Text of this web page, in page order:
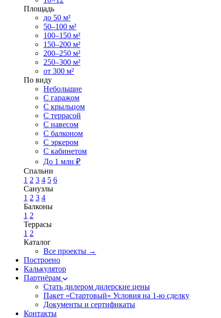
Площадь
до 50 м²
50–100 м²
100–150 м²
150–200 м²
200–250 м²
250–300 м²
от 300 м²
По виду
Небольшие
С гаражом
С крыльцом
С террасой
С навесом
С балконом
С эркером
С кабинетом
До 1 млн ₽
Спальни
1 2 3 4 5 6
Санузлы
1 2 3 4
Балконы
1 2
Террасы
1 2
Каталог
Все проекты →
Построено
Калькулятор
Партнёрам
Стать дилером дилерские цены
Пакет «Стартовый» Условия на 1-ю сделку
Документы и сертификаты
Контакты